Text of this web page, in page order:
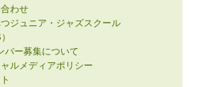
わせ
ジュニア・ジャズスクール
バー募集について
ルメディアポリシー